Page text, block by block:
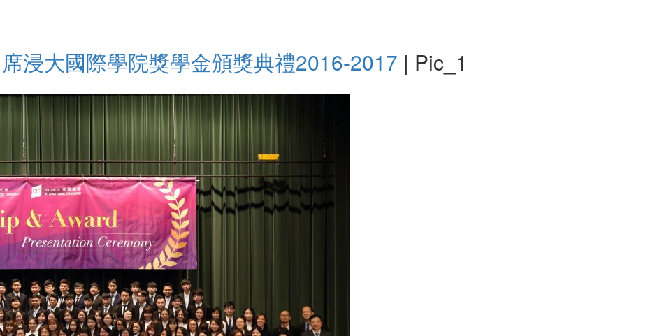
浸大國際學院獎學金頒獎典禮2016-2017 | Pic_1